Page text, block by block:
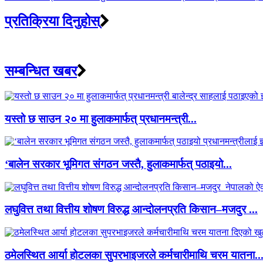
प्रतिक्रिया दिनुहोस्
सम्बन्धित खबर
यस्तो छ साउन २० मा हुलाकमार्फत् प्रधानमन्त्री...
‘बालेन सरकार भूमिगत संगठन जस्तै, हुलाकमार्फत् पठाइयो...
लघुवित्त तथा वित्तीय शोषण विरुद्ध आन्दोलनप्रति किसान–मजदुर ...
ठमेलस्थित आर्या होटलका सुपरभाइजरले कर्मचारीमाथि चरम यातना...